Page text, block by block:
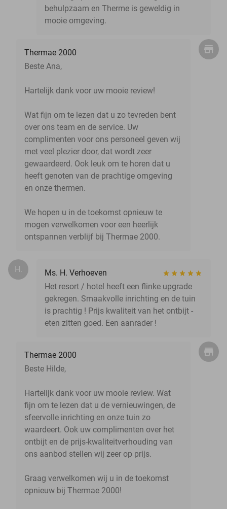
behulpzaam en Therme is geweldig in
mooie omgeving.
Thermae 2000
Beste Ana,
Hartelijk dank voor uw mooie review!
Wat fijn om te lezen dat u zo tevreden bent
over ons team en de service. Uw
complimenten voor ons personeel geven wij
met veel plezier door, dat wordt zeer
gewaardeerd. Ook leuk om te horen dat u
heeft genoten van de prachtige omgeving
en onze thermen.
We hopen u in de toekomst opnieuw te
mogen verwelkomen voor een heerlijk
ontspannen verblijf bij Thermae 2000.
H.
Ms. H. Verhoeven
Het resort / hotel heeft een flinke upgrade
gekregen. Smaakvolle inrichting en de tuin
is prachtig ! Prijs kwaliteit van het ontbijt -
eten zitten goed. Een aanrader !
Thermae 2000
Beste Hilde,
Hartelijk dank voor uw mooie review. Wat
fijn om te lezen dat u de vernieuwingen, de
sfeervolle inrichting en onze tuin zo
waardeert. Ook uw complimenten over het
ontbijt en de prijs-kwaliteitverhouding van
ons aanbod stellen wij zeer op prijs.
Graag verwelkomen wij u in de toekomst
opnieuw bij Thermae 2000!